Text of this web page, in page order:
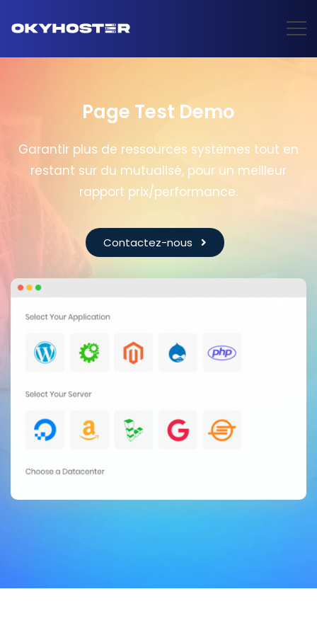
Page Test Demo
Garantir plus de ressources systèmes tout en
restant sur du mutualisé, pour un meilleur
rapport prix/performance.
Contactez-nous